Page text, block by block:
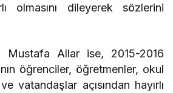
olmasını dileyerek sözlerini
Mustafa Allar ise, 2015-2016
öğrenciler, öğretmenler, okul
vatandaşlar açısından hayırlı